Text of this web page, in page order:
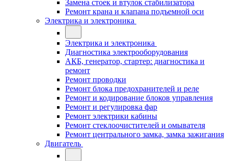
Замена стоек и втулок стабилизатора
Ремонт крана и клапана подъемной оси
Электрика и электроника
Электрика и электроника
Диагностика электрооборудования
АКБ, генератор, стартер: диагностика и
ремонт
Ремонт проводки
Ремонт блока предохранителей и реле
Ремонт и кодирование блоков управления
Ремонт и регулировка фар
Ремонт электрики кабины
Ремонт стеклоочистителей и омывателя
Ремонт центрального замка, замка зажигания
Двигатель